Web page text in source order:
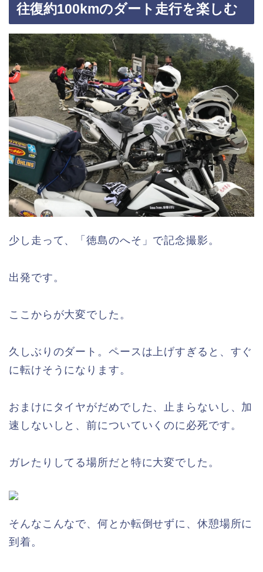
往復約100kmのダート走行を楽しむ
少し走って、「徳島のへそ」で記念撮影。
出発です。
ここからが大変でした。
久しぶりのダート。ペースは上げすぎると、すぐ
に転けそうになります。
おまけにタイヤがだめでした、止まらないし、加
速しないしと、前についていくのに必死です。
ガレたりしてる場所だと特に大変でした。
そんなこんなで、何とか転倒せずに、休憩場所に
到着。